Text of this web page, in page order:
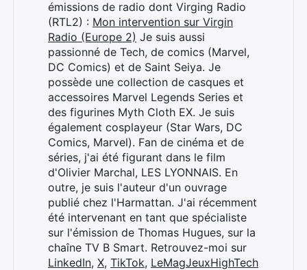
émissions de radio dont Virging Radio
(RTL2) : Mon intervention sur Virgin
Radio (Europe 2) Je suis aussi
passionné de Tech, de comics (Marvel,
DC Comics) et de Saint Seiya. Je
possède une collection de casques et
accessoires Marvel Legends Series et
des figurines Myth Cloth EX. Je suis
également cosplayeur (Star Wars, DC
Comics, Marvel). Fan de cinéma et de
séries, j'ai été figurant dans le film
d'Olivier Marchal, LES LYONNAIS. En
outre, je suis l'auteur d'un ouvrage
publié chez l'Harmattan. J'ai récemment
été intervenant en tant que spécialiste
sur l'émission de Thomas Hugues, sur la
chaîne TV B Smart. Retrouvez-moi sur
LinkedIn, X, TikTok, LeMagJeuxHighTech